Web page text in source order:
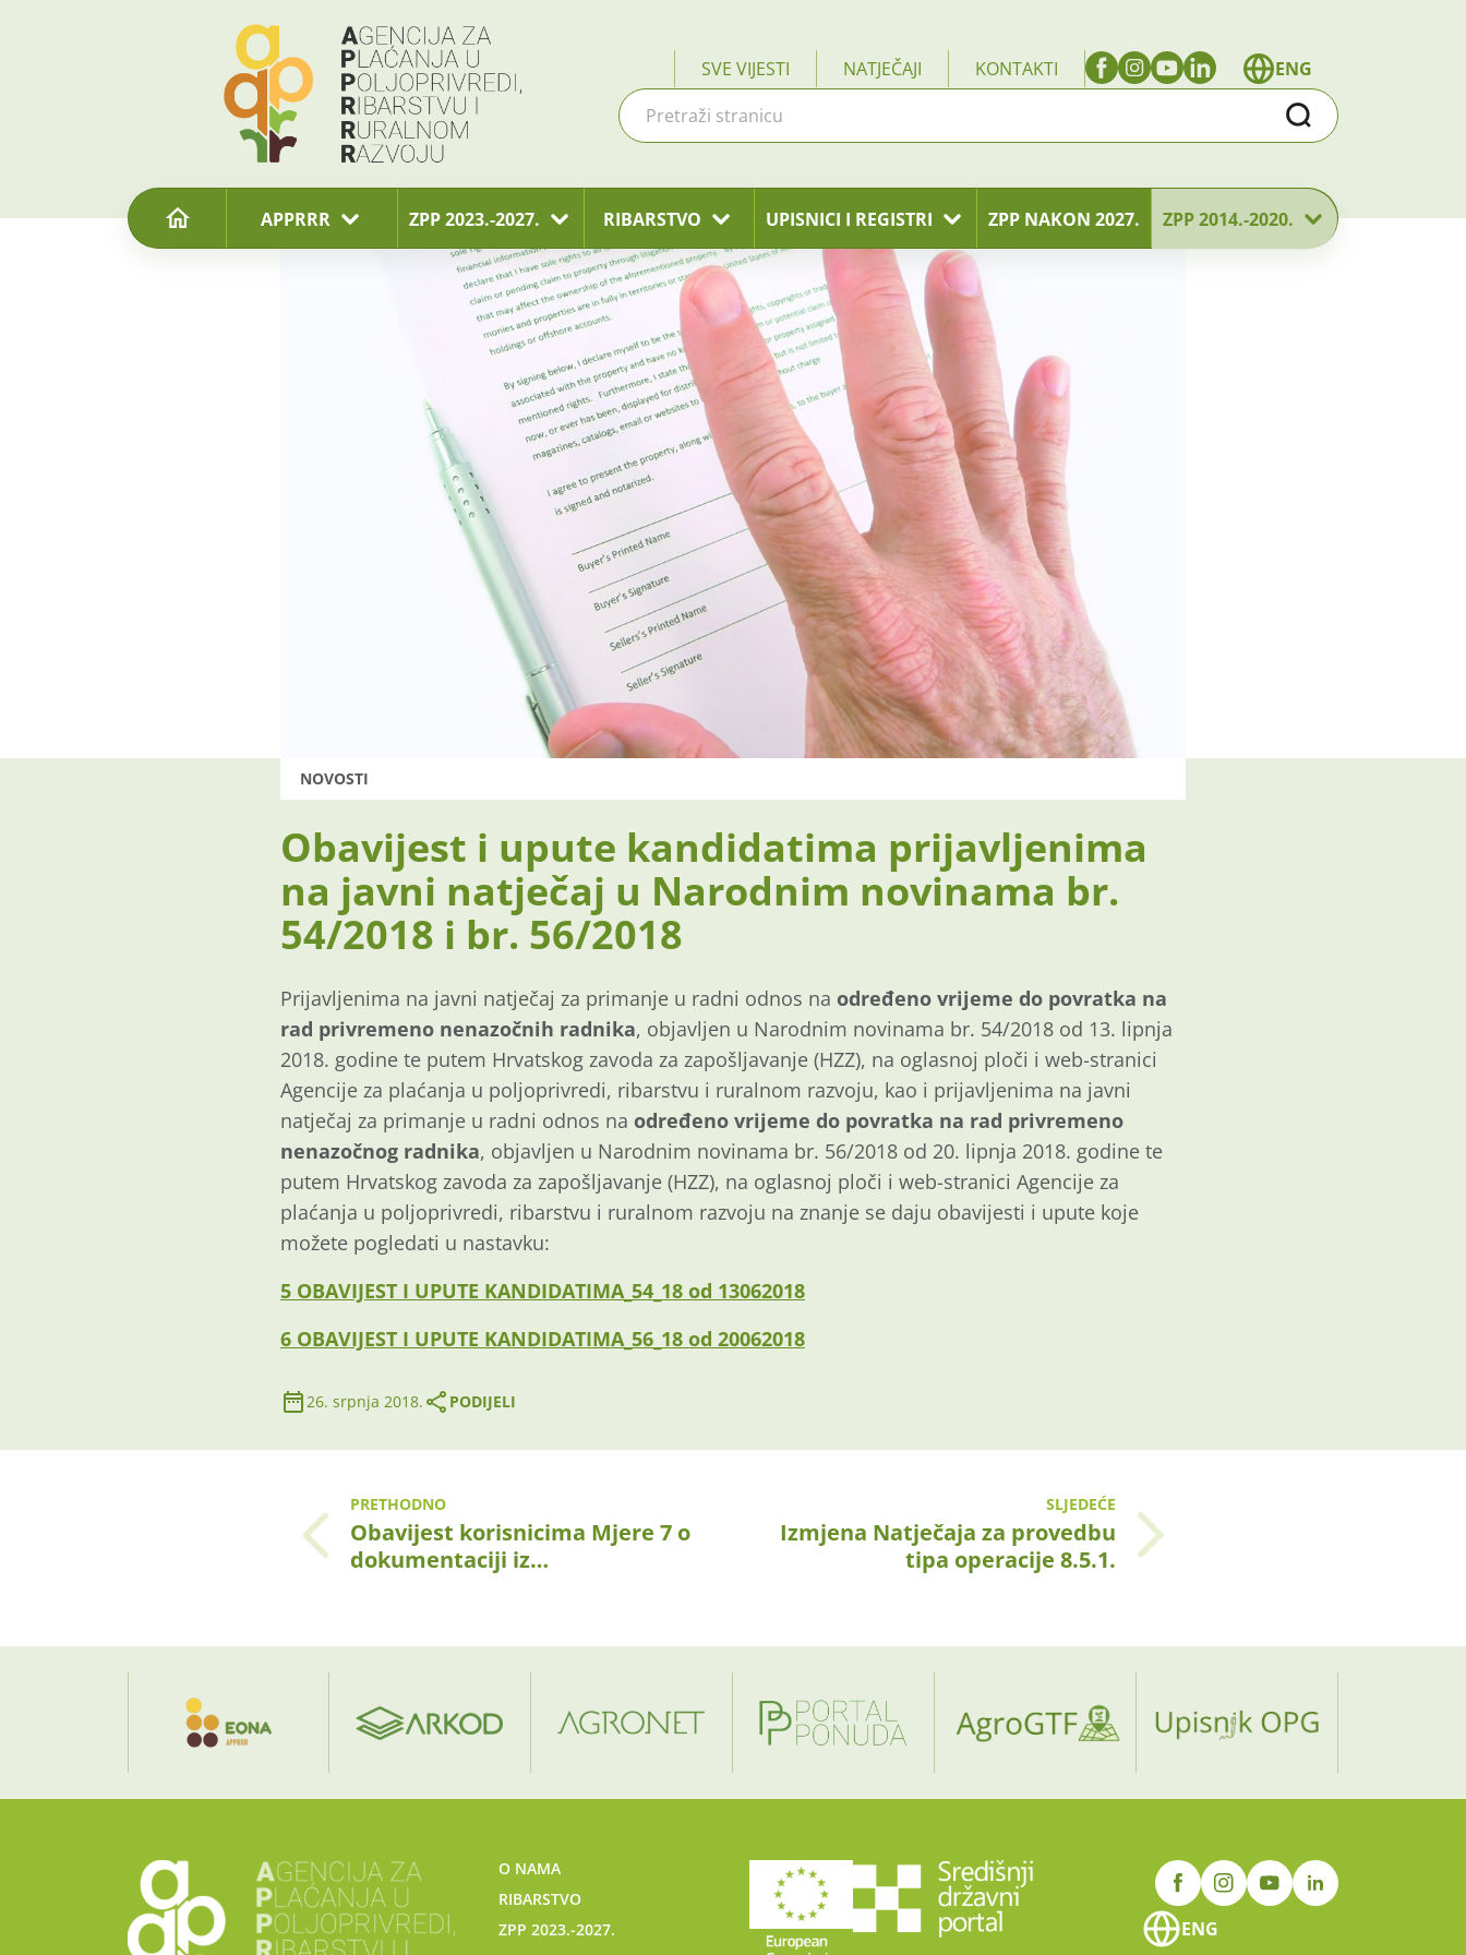
SVE VIJESTI NATJEČAJI KONTAKTI
ENG
Traži
APPRRR ZPP 2023.-2027. RIBARSTVO UPISNICI I REGISTRI ZPP NAKON 2027. ZPP 2014.-2020.
NOVOSTI
Obavijest i upute kandidatima prijavljenima
na javni natječaj u Narodnim novinama br.
54/2018 i br. 56/2018
Prijavljenima na javni natječaj za primanje u radni odnos na određeno vrijeme do povratka na
rad privremeno nenazočnih radnika, objavljen u Narodnim novinama br. 54/2018 od 13. lipnja
2018. godine te putem Hrvatskog zavoda za zapošljavanje (HZZ), na oglasnoj ploči i web-stranici
Agencije za plaćanja u poljoprivredi, ribarstvu i ruralnom razvoju, kao i prijavljenima na javni
natječaj za primanje u radni odnos na određeno vrijeme do povratka na rad privremeno
nenazočnog radnika, objavljen u Narodnim novinama br. 56/2018 od 20. lipnja 2018. godine te
putem Hrvatskog zavoda za zapošljavanje (HZZ), na oglasnoj ploči i web-stranici Agencije za
plaćanja u poljoprivredi, ribarstvu i ruralnom razvoju na znanje se daju obavijesti i upute koje
možete pogledati u nastavku:
5 OBAVIJEST I UPUTE KANDIDATIMA_54_18 od 13062018
6 OBAVIJEST I UPUTE KANDIDATIMA_56_18 od 20062018
26. srpnja 2018. PODIJELI
PRETHODNO
Obavijest korisnicima Mjere 7 o
dokumentaciji iz…
SLJEDEĆE
Izmjena Natječaja za provedbu
tipa operacije 8.5.1.
O NAMA
RIBARSTVO
ZPP 2023.-2027.
ENG